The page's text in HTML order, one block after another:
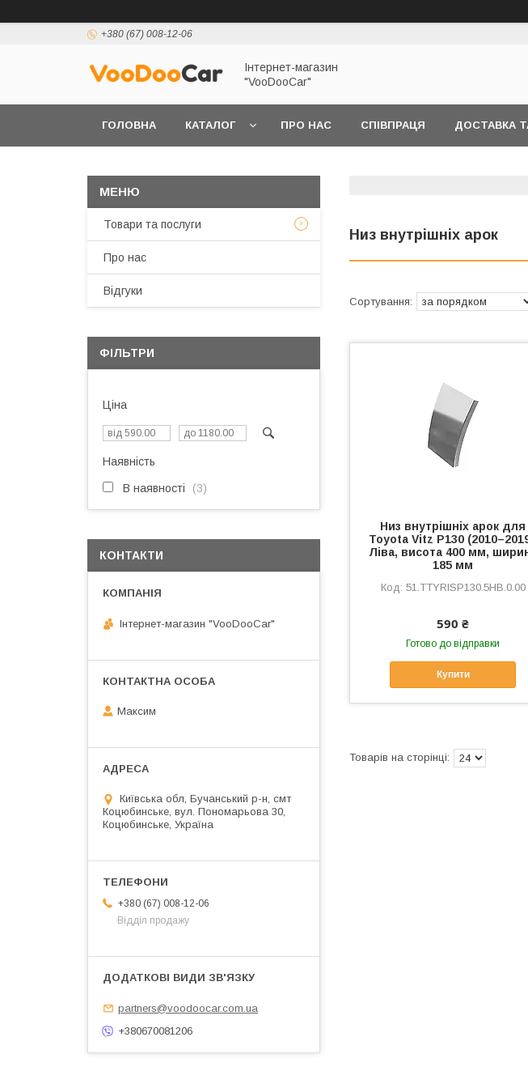
+380 (67) 008-12-06
Інтернет-магазин
"VooDooCar"
ГОЛОВНА КАТАЛОГ ПРО НАС СПІВПРАЦЯ ДОСТАВКА
Низ внутрішніх арок
Низ внутрішніх арок для
Toyota Vitz P130
Ліва, висота 400 мм,
185 мм
51.TTYRISP130.5HB.0.00
590 ₴
Готово до відправки
Купити
Товари та послуги
Про нас
Відгуки
ФІЛЬТРИ
Ціна
Наявність
В наявності 3
КОНТАКТИ
Інтернет-магазин "VooDooCar"
Максим
Київська обл, Бучанський р-н, смт
Коцюбинське, вул. Пономарьова 30,
Коцюбинське, Україна
+380 (67) 008-12-06
Відділ продажу
partners@voodoocar.com.ua
+380670081206